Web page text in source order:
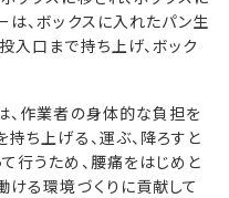
は、ボックスに入れたパン生
入口まで持ち上げ、ボック
、作業者の身体的な負担を
ち上げる、運ぶ、降ろすと
行うため、腰痛をはじめと
ける環境づくりに貢献して